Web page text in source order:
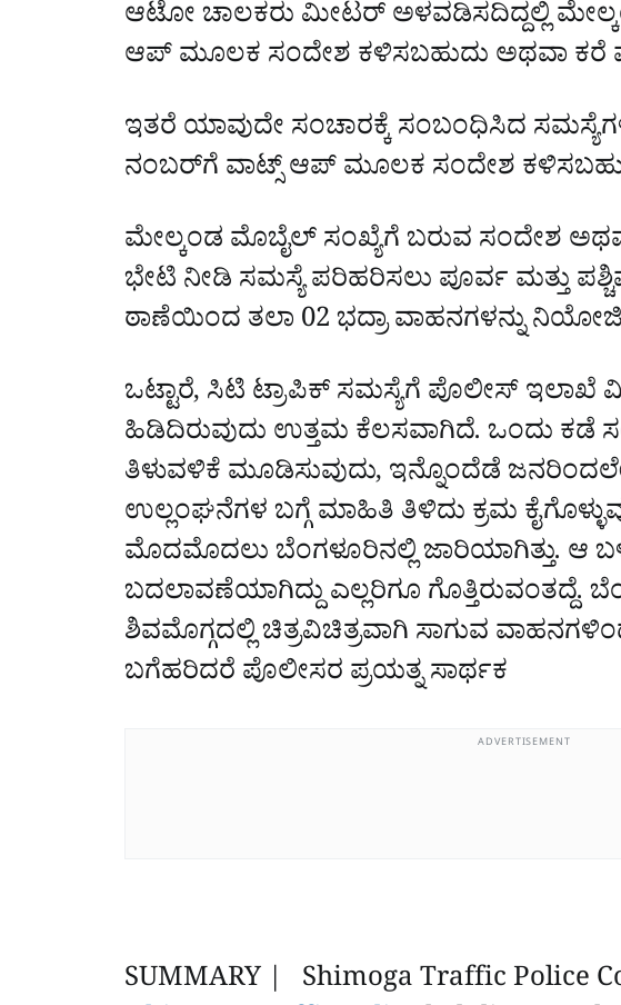
ಆಟೋ ಚಾಲಕರು ಮೀಟರ್ ಅಳವಡಿಸದಿದ್ದಲ್ಲಿ
ಆಪ್ ಮೂಲಕ ಸಂದೇಶ ಕಳಿಸಬಹುದು ಅಥವಾ ಕರೆ
ಇತರೆ ಯಾವುದೇ ಸಂಚಾರಕ್ಕೆ ಸಂಬಂಧಿಸಿದ
ನಂಬರ್‌ಗೆ ವಾಟ್ಸ್ ಆಪ್ ಮೂಲಕ ಸಂದೇಶ
ಮೇಲ್ಕಂಡ ಮೊಬೈಲ್ ಸಂಖ್ಯೆಗೆ ಬರುವ ಸಂದೇಶ ಅಥವಾ
ಭೇಟಿ ನೀಡಿ ಸಮಸ್ಯೆ ಪರಿಹರಿಸಲು ಪೂರ್ವ ಮತ್ತು
ಠಾಣೆಯಿಂದ ತಲಾ 02 ಭದ್ರಾ ವಾಹನಗಳನ್ನು
ಒಟ್ಟಾರೆ, ಸಿಟಿ ಟ್ರಾಪಿಕ್‌ ಸಮಸ್ಯೆಗೆ ಪೊಲೀಸ್‌ ಇಲಾಖೆ
ಹಿಡಿದಿರುವುದು ಉತ್ತಮ ಕೆಲಸವಾಗಿದೆ. ಒಂದು ಕಡೆ
ತಿಳುವಳಿಕೆ ಮೂಡಿಸುವುದು, ಇನ್ನೊಂದೆಡೆ
ಉಲ್ಲಂಘನೆಗಳ ಬಗ್ಗೆ ಮಾಹಿತಿ ತಿಳಿದು ಕ್ರಮ
ಮೊದಮೊದಲು ಬೆಂಗಳೂರಿನಲ್ಲಿ ಜಾರಿಯಾಗಿತ್ತು. ಆ
ಬದಲಾವಣೆಯಾಗಿದ್ದು ಎಲ್ಲರಿಗೂ ಗೊತ್ತಿರುವಂತದ್ದೆ.
ಶಿವಮೊಗ್ಗದಲ್ಲಿ ಚಿತ್ರವಿಚಿತ್ರವಾಗಿ ಸಾಗುವ
ಬಗೆಹರಿದರೆ ಪೊಲೀಸರ ಪ್ರಯತ್ನ ಸಾರ್ಥಕ
ADVERTISEMENT
SUMMARY | Shimoga Traffic Police